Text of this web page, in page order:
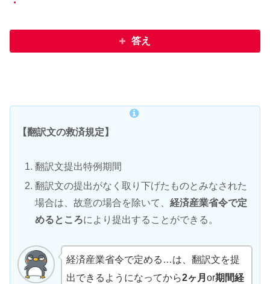
・
答え
【翻訳文の救済規定】
翻訳文提出特例期間
翻訳文の提出がなく取り下げたものとみなされた
場合は、故意の場合を除いて、経済産業省令で定
めるところにより提出することができる。
経済産業省令で定める…は、翻訳文を提
出できるようになってから2ヶ月or期間経